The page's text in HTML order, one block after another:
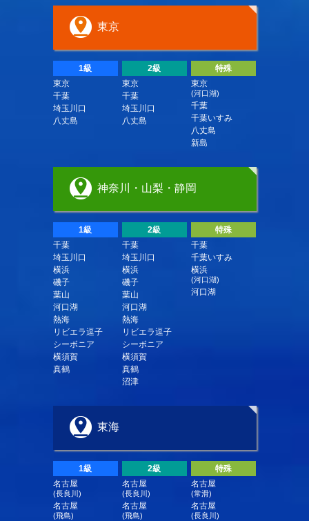
東京
1級
東京
千葉
埼玉川口
八丈島
2級
東京
千葉
埼玉川口
八丈島
特殊
東京
(河口湖)
千葉
千葉いすみ
八丈島
新島
神奈川・山梨・静岡
1級
千葉
埼玉川口
横浜
磯子
葉山
河口湖
熱海
リビエラ逗子
シーボニア
横須賀
真鶴
2級
千葉
埼玉川口
横浜
磯子
葉山
河口湖
熱海
リビエラ逗子
シーボニア
横須賀
真鶴
沼津
特殊
千葉
千葉いすみ
横浜
(河口湖)
河口湖
東海
1級
名古屋
(長良川)
名古屋
(飛島)
2級
名古屋
(長良川)
名古屋
(飛島)
特殊
名古屋
(常滑)
名古屋
(長良川)